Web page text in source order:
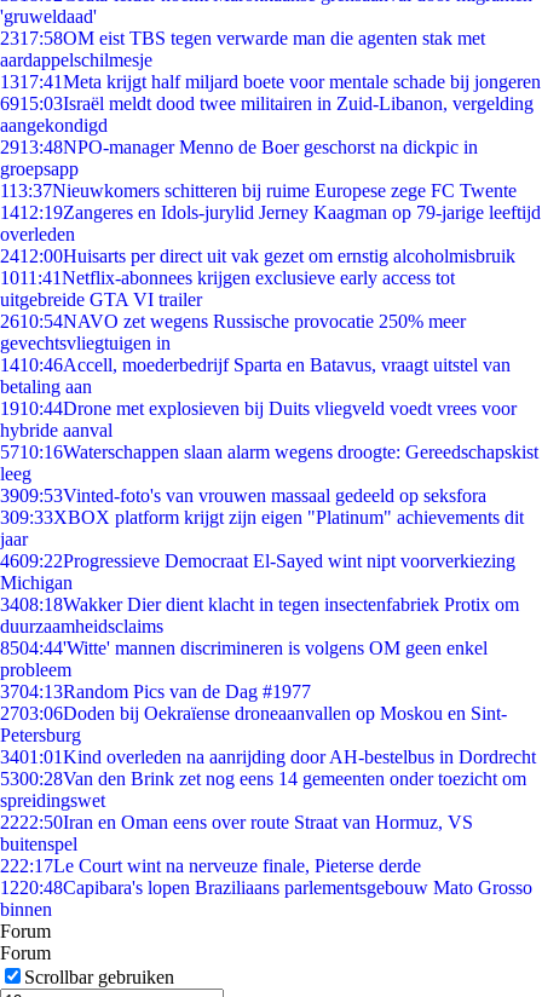
'gruweldaad'
2317:58OM eist TBS tegen verwarde man die agenten stak met
aardappelschilmesje
1317:41Meta krijgt half miljard boete voor mentale schade bij jongeren
6915:03Israël meldt dood twee militairen in Zuid-Libanon, vergelding
aangekondigd
2913:48NPO-manager Menno de Boer geschorst na dickpic in
groepsapp
113:37Nieuwkomers schitteren bij ruime Europese zege FC Twente
1412:19Zangeres en Idols-jurylid Jerney Kaagman op 79-jarige leeftijd
overleden
2412:00Huisarts per direct uit vak gezet om ernstig alcoholmisbruik
1011:41Netflix-abonnees krijgen exclusieve early access tot
uitgebreide GTA VI trailer
2610:54NAVO zet wegens Russische provocatie 250% meer
gevechtsvliegtuigen in
1410:46Accell, moederbedrijf Sparta en Batavus, vraagt uitstel van
betaling aan
1910:44Drone met explosieven bij Duits vliegveld voedt vrees voor
hybride aanval
5710:16Waterschappen slaan alarm wegens droogte: Gereedschapskist
leeg
3909:53Vinted-foto's van vrouwen massaal gedeeld op seksfora
309:33XBOX platform krijgt zijn eigen "Platinum" achievements dit
jaar
4609:22Progressieve Democraat El-Sayed wint nipt voorverkiezing
Michigan
3408:18Wakker Dier dient klacht in tegen insectenfabriek Protix om
duurzaamheidsclaims
8504:44'Witte' mannen discrimineren is volgens OM geen enkel
probleem
3704:13Random Pics van de Dag #1977
2703:06Doden bij Oekraïense droneaanvallen op Moskou en Sint-
Petersburg
3401:01Kind overleden na aanrijding door AH-bestelbus in Dordrecht
5300:28Van den Brink zet nog eens 14 gemeenten onder toezicht om
spreidingswet
2222:50Iran en Oman eens over route Straat van Hormuz, VS
buitenspel
222:17Le Court wint na nerveuze finale, Pieterse derde
1220:48Capibara's lopen Braziliaans parlementsgebouw Mato Grosso
binnen
Forum
Forum
Scrollbar gebruiken